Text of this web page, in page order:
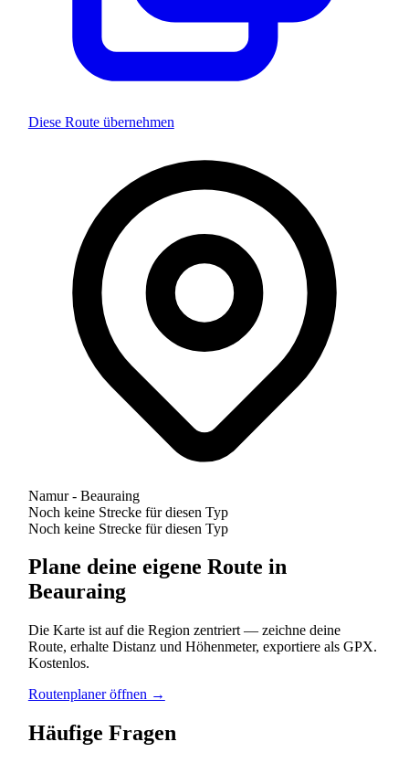
Diese Route übernehmen
Namur - Beauraing
Noch keine Strecke für diesen Typ
Noch keine Strecke für diesen Typ
Plane deine eigene Route in
Beauraing
Die Karte ist auf die Region zentriert — zeichne deine
Route, erhalte Distanz und Höhenmeter, exportiere als GPX.
Kostenlos.
Routenplaner öffnen →
Häufige Fragen